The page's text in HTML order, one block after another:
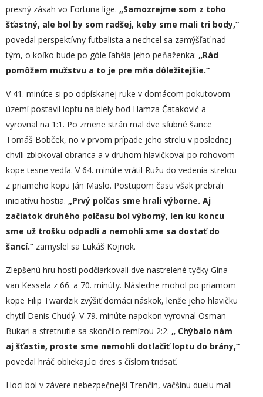
presný zásah vo Fortuna lige. „Samozrejme som z toho
šťastný, ale bol by som radšej, keby sme mali tri body,“
povedal perspektívny futbalista a nechcel sa zamýšľať nad
tým, o koľko bude po góle ľahšia jeho peňaženka: „Rád
pomôžem mužstvu a to je pre mňa dôležitejšie.“
V 41. minúte si po odpískanej ruke v domácom pokutovom
území postavil loptu na biely bod Hamza Čataković a
vyrovnal na 1:1. Po zmene strán mal dve sľubné šance
Tomáš Bobček, no v prvom prípade jeho strelu v poslednej
chvíli zblokoval obranca a v druhom hlavičkoval po rohovom
kope tesne vedľa. V 64. minúte vrátil Ružu do vedenia strelou
z priameho kopu Ján Maslo. Postupom času však prebrali
iniciatívu hostia. „Prvý polčas sme hrali výborne. Aj
začiatok druhého polčasu bol výborný, len ku koncu
sme už trošku odpadli a nemohli sme sa dostať do
šancí.“ zamyslel sa Lukáš Kojnok.
Zlepšenú hru hostí podčiarkovali dve nastrelené tyčky Gina
van Kessela z 66. a 70. minúty. Následne mohol po priamom
kope Filip Twardzik zvýšiť domáci náskok, lenže jeho hlavičku
chytil Denis Chudý. V 79. minúte napokon vyrovnal Osman
Bukari a stretnutie sa skončilo remízou 2:2. „ Chýbalo nám
aj šťastie, proste sme nemohli dotlačiť loptu do brány,“
povedal hráč obliekajúci dres s číslom tridsať.
Hoci bol v závere nebezpečnejší Trenčín, väčšinu duelu mali